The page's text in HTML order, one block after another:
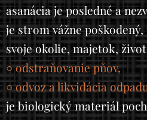
asanácia je posledné a
je strom vážne
svoje okolie, majetok,
○odstraňovanie pňov,
○odvoz a likvidácia
je biologický materiál